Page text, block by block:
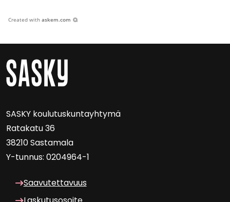
Created with askem.com
SASKY kou­lu­tus­kun­tayh­ty­mä
Ra­ta­ka­tu 36
38210 Sas­ta­ma­la
Y-​tunnus: 0204964-1
Saa­vu­tet­ta­vuus